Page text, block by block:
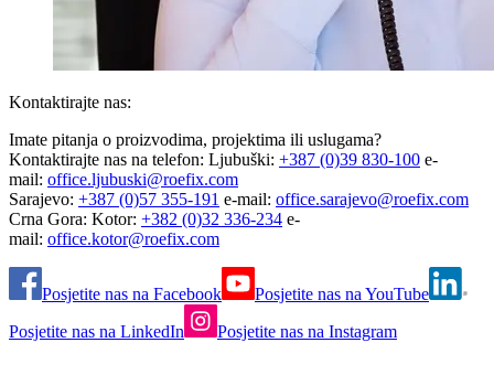
Kontaktirajte nas:
Imate pitanja o proizvodima, projektima ili uslugama?
Kontaktirajte nas na telefon: Ljubuški: +387 (0)39 830-100 e-
mail: office.ljubuski@roefix.com
Sarajevo: +387 (0)57 355-191 e-mail: office.sarajevo@roefix.com
Crna Gora: Kotor: +382 (0)32 336-234 e-
mail: office.kotor@roefix.com
Posjetite nas na Facebook
Posjetite nas na YouTube
Posjetite nas na LinkedIn
Posjetite nas na Instagram